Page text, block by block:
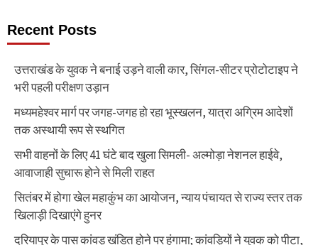
Recent Posts
उत्तराखंड के युवक ने बनाई उड़ने वाली कार, सिंगल-सीटर प्रोटोटाइप ने
भरी पहली परीक्षण उड़ान
मध्यमहेश्वर मार्ग पर जगह-जगह हो रहा भूस्खलन, यात्रा अग्रिम आदेशों
तक अस्थायी रूप से स्थगित
सभी वाहनों के लिए 41 घंटे बाद खुला सिमली- अल्मोड़ा नेशनल हाईवे,
आवाजाही सुचारू होने से मिली राहत
सितंबर में होगा खेल महाकुंभ का आयोजन, न्याय पंचायत से राज्य स्तर तक
खिलाड़ी दिखाएंगे हुनर
दरियापुर के पास कांवड़ खंडित होने पर हंगामा; कांवड़ियों ने युवक को पीटा,